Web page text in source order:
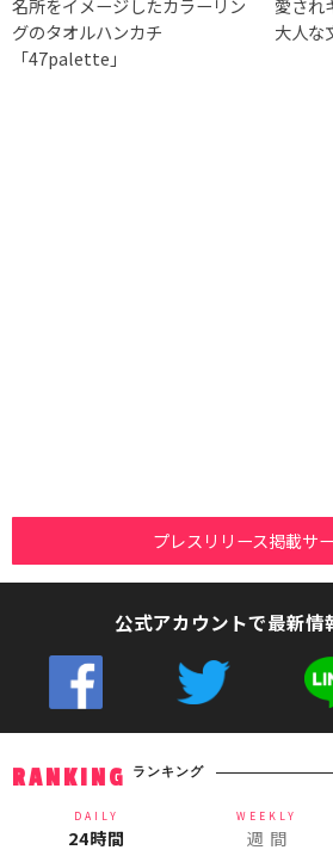
グのタオルハンカチ
「47palette」
大人な
プレスリリース掲載サ
公式アカウントで最新情
RANKING ランキング
DAILY
24時間
WEEKLY
週 間